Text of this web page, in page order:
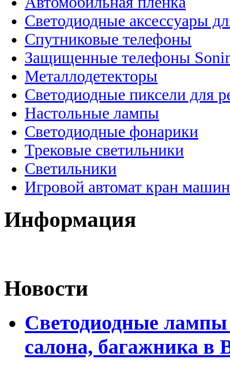
Светодиодные аксессуары
Спутниковые телефоны
Защищенные телефоны
Металлодетекторы
Светодиодные пиксели для
Настольные лампы
Светодиодные фонарики
Трековые светильники
Светильники
Игровой автомат кран
Информация
Новости
Светодиодные лампы
салона, багажника в